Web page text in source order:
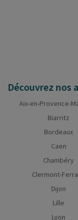
Découvrez nos
Aix-en-Provence-
Biarritz
Bordeaux
Caen
Chambéry
Clermont-
Dijon
Lille
Lyon